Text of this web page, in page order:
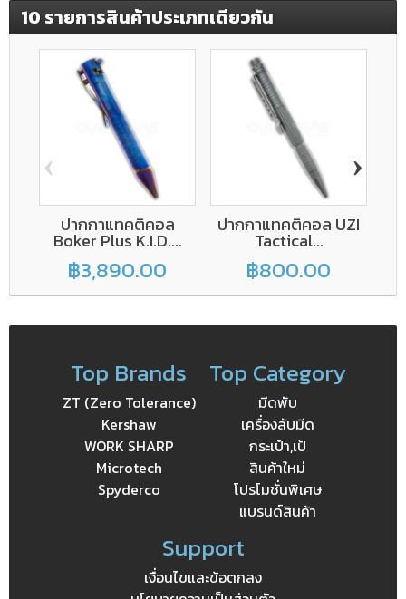
10 รายการสินค้าประเภทเดียวกัน
ปากกาแทคติคอล
Boker Plus K.I.D....
฿3,890.00
ปากกาแทคติคอล UZI
Tactical...
฿800.00
‹ ›
Top Brands
ZT (Zero Tolerance)
Kershaw
WORK SHARP
Microtech
Spyderco
Top Category
มีดพับ
เครื่องลับมีด
กระเป๋า,เป้
สินค้าใหม่
โปรโมชั่นพิเศษ
แบรนด์สินค้า
Support
เงื่อนไขและข้อตกลง